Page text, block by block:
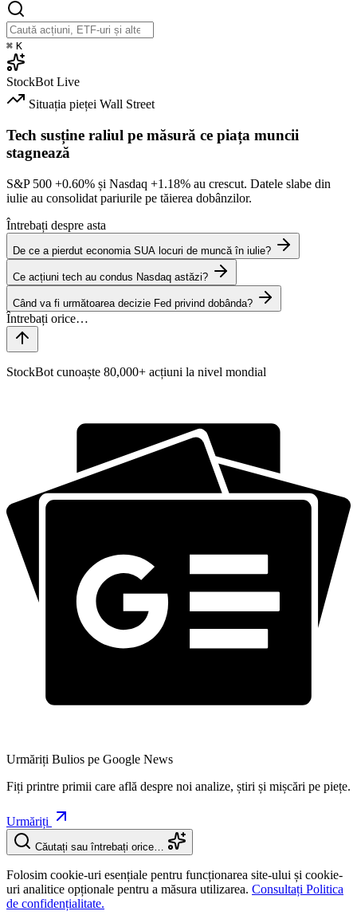
⌘ K
StockBot Live
Situația pieței Wall Street
Tech susține raliul pe măsură ce piața muncii
stagnează
S&P 500 +0.60% și Nasdaq +1.18% au crescut. Datele slabe din
iulie au consolidat pariurile pe tăierea dobânzilor.
Întrebați despre asta
De ce a pierdut economia SUA locuri de muncă în iulie?
Ce acțiuni tech au condus Nasdaq astăzi?
Când va fi următoarea decizie Fed privind dobânda?
StockBot cunoaște 80,000+ acțiuni la nivel mondial
Urmăriți Bulios pe Google News
Fiți printre primii care află despre noi analize, știri și mișcări pe piețe.
Urmăriți
Căutați sau întrebați orice…
Folosim cookie-uri esențiale pentru funcționarea site-ului și cookie-
uri analitice opționale pentru a măsura utilizarea. Consultați Politica
de confidențialitate.